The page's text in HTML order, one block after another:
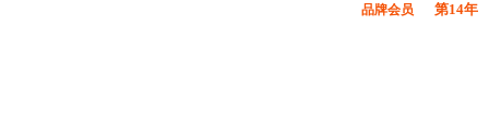
品牌会员 第14年